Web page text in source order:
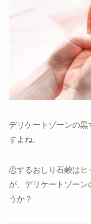
デリケートゾーンの
すよね。
恋するおしり石鹸は
が、デリケートゾーン
うか？